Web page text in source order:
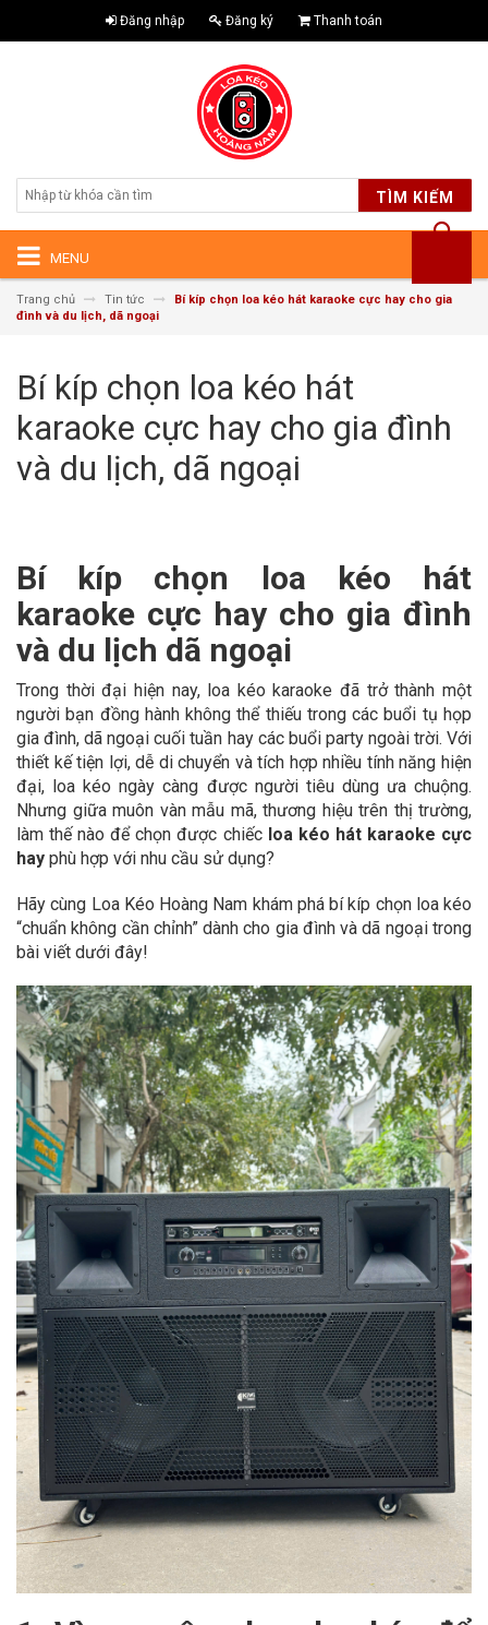
Đăng nhập Đăng ký Thanh toán
TÌM KIẾM
MENU
Trang chủ Tin tức
Bí kíp chọn loa kéo hát karaoke cực hay cho gia
đình và du lịch, dã ngoại
Bí kíp chọn loa kéo hát
karaoke cực hay cho gia đình
và du lịch, dã ngoại
Bí kíp chọn loa kéo hát
karaoke cực hay cho gia đình
và du lịch dã ngoại
Trong thời đại hiện nay, loa kéo karaoke đã trở thành một
người bạn đồng hành không thể thiếu trong các buổi tụ họp
gia đình, dã ngoại cuối tuần hay các buổi party ngoài trời. Với
thiết kế tiện lợi, dễ di chuyển và tích hợp nhiều tính năng hiện
đại, loa kéo ngày càng được người tiêu dùng ưa chuộng.
Nhưng giữa muôn vàn mẫu mã, thương hiệu trên thị trường,
làm thế nào để chọn được chiếc loa kéo hát karaoke cực
hay phù hợp với nhu cầu sử dụng?
Hãy cùng Loa Kéo Hoàng Nam khám phá bí kíp chọn loa kéo
“chuẩn không cần chỉnh” dành cho gia đình và dã ngoại trong
bài viết dưới đây!